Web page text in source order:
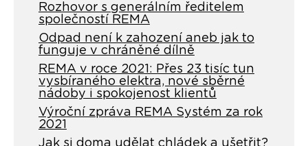
Rozhovor s generálním ředitelem
společností REMA
Odpad není k zahození aneb jak to
funguje v chráněné dílně
REMA v roce 2021: Přes 23 tisíc tun
vysbíraného elektra, nové sběrné
nádoby i spokojenost klientů
Výroční zpráva REMA Systém za rok
2021
Jak si doma udělat chládek a ušetřit?